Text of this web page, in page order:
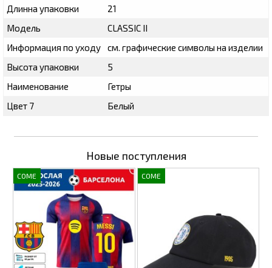
Длинна упаковки
21
Модель
CLASSIC II
Информация по уходу
см. графические символы на изделии
Высота упаковки
5
Наименование
Гетры
Цвет 7
Белый
Новые поступления
COME COME